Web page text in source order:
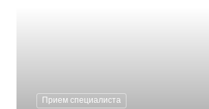
Прием специалиста